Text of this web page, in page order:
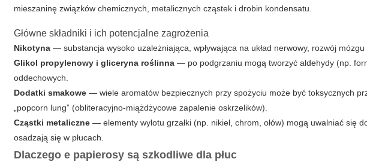
mieszaninę związków chemicznych, metalicznych cząstek i drobin kondensatu.
Główne składniki i ich potencjalne zagrożenia
Nikotyna — substancja wysoko uzależniająca, wpływająca na układ nerwowy, rozwój mózgu
Glikol propylenowy i gliceryna roślinna — po podgrzaniu mogą tworzyć aldehydy (np.
oddechowych.
Dodatki smakowe — wiele aromatów bezpiecznych przy spożyciu może być toksycznych
„popcorn lung” (obliteracyjno-miążdżycowe zapalenie oskrzelików).
Cząstki metaliczne — elementy wylotu grzałki (np. nikiel, chrom, ołów) mogą uwalniać się
osadzają się w płucach.
Dlaczego e papierosy są szkodliwe dla płuc